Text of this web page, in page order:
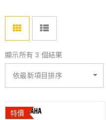
顯示所有 3 個結果
依最新項目排序
特價